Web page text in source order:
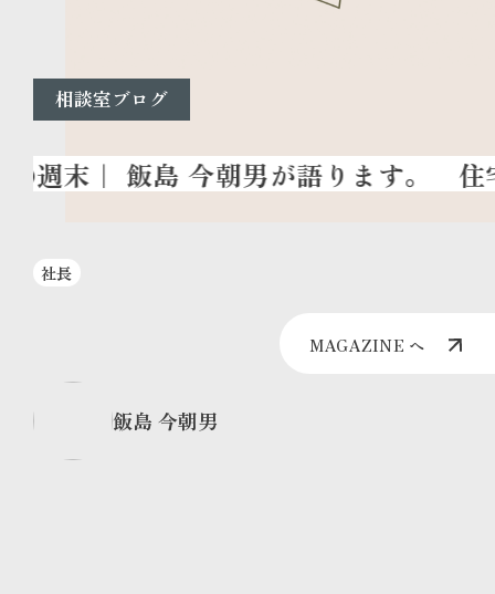
相談室ブログ
住
社長
MAGAZINE へ
飯島 今朝男